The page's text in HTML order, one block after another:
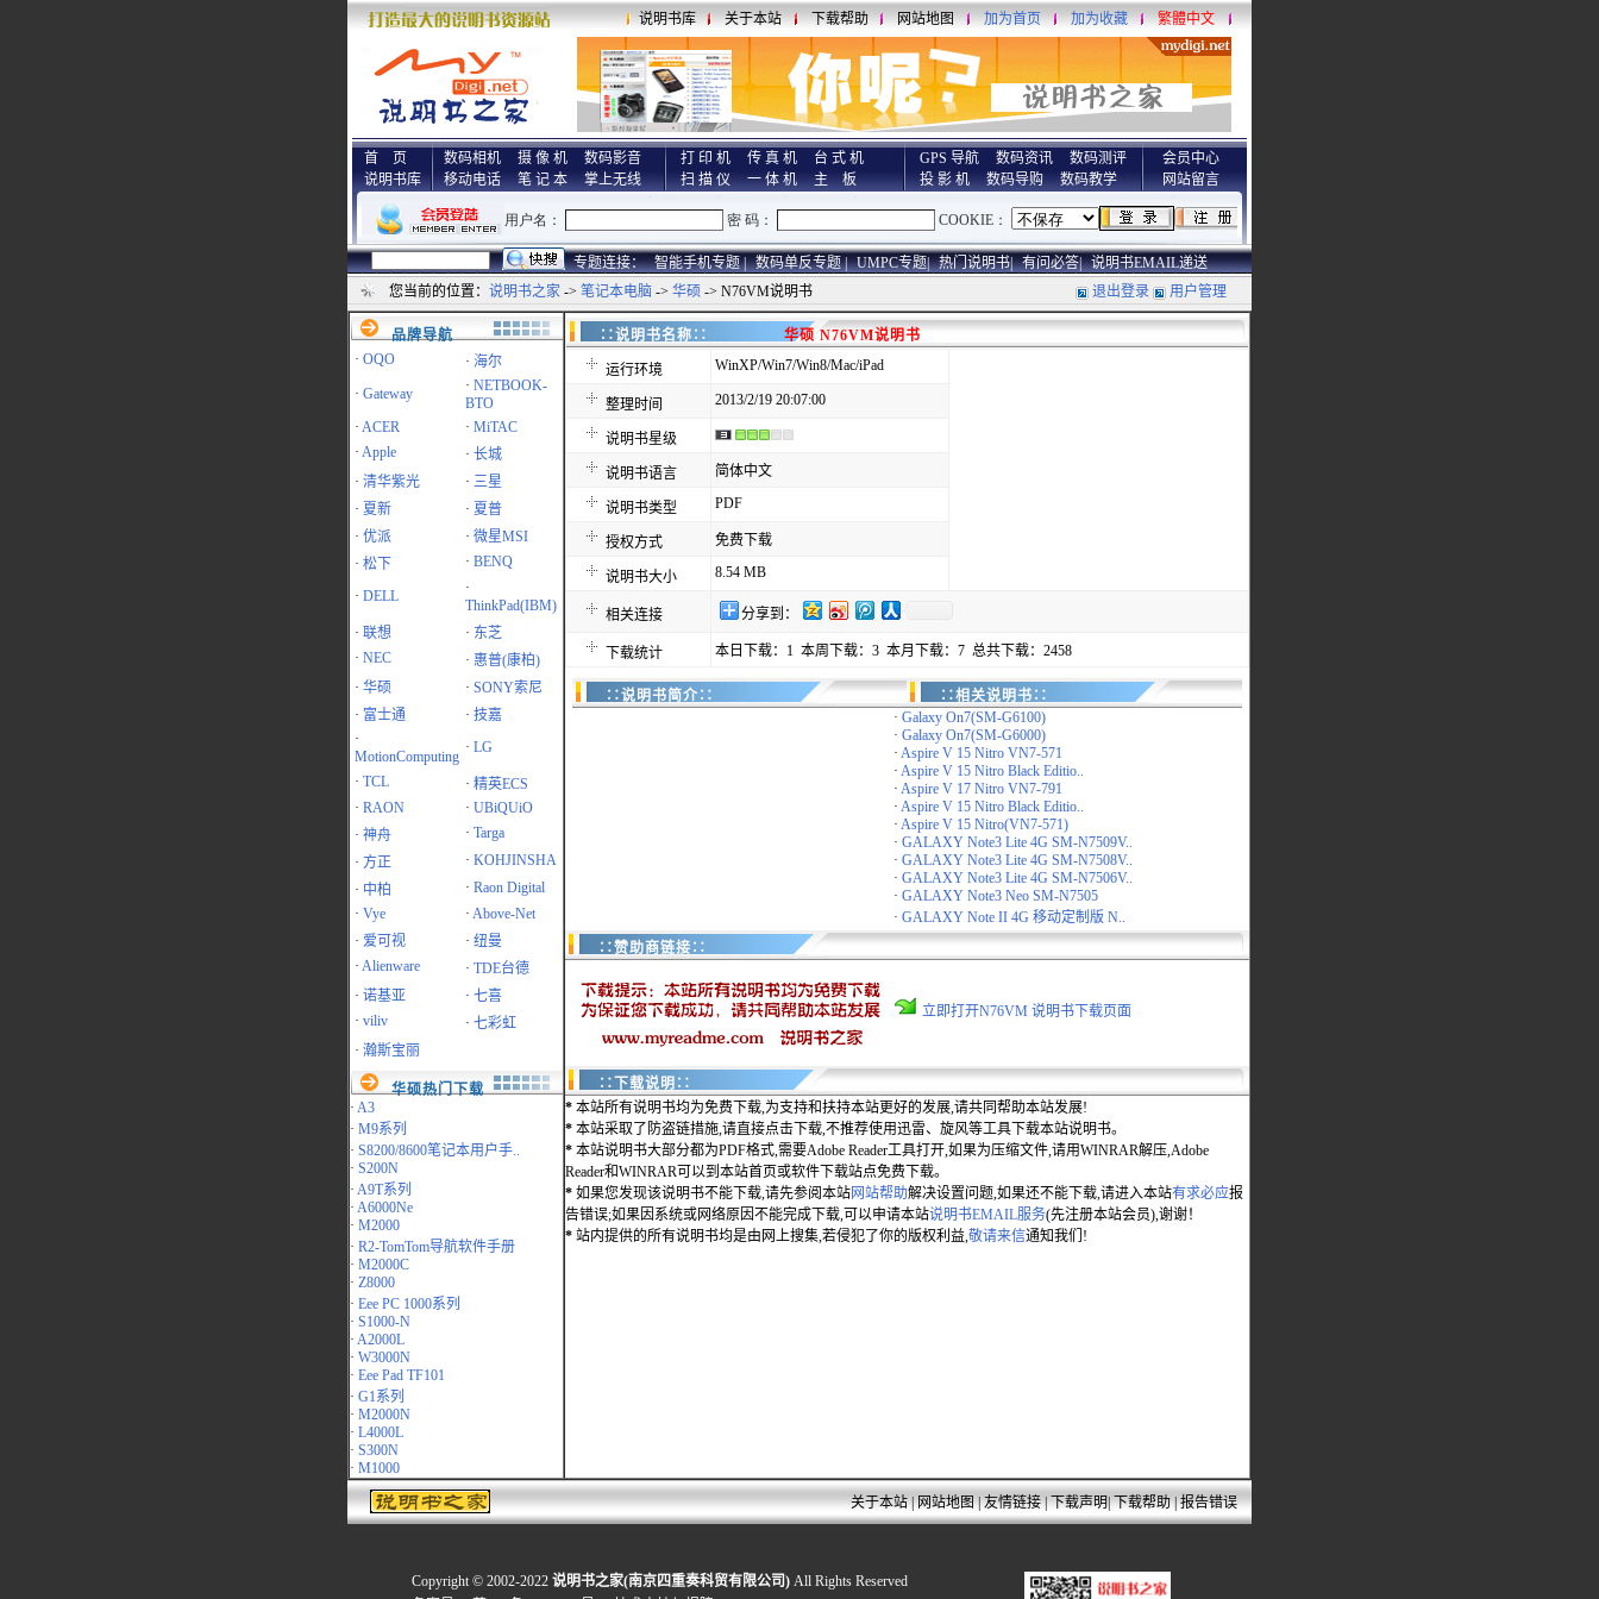
说明书库 关于本站 下载帮助 网站地图 加为首页 加为收藏 繁體中文
首 页
说明书库
数码相机 摄 像 机
数码影音
移动电话
笔 记 本 掌上无线
打 印 机 传 真 机
台 式 机
扫 描 仪
一 体 机 主 板
GPS 导航 数码资讯
数码测评
投 影 机
数码导购 数码教学
会员中心
网站留言
专题连接： 智能手机专题 | 数码单反专题 | UMPC专题| 热门说明书| 有问必答| 说明书EMAIL递送
您当前的位置： 说明书之家 -> 笔记本电脑 -> 华硕 -> N76VM说明书 退出登录 用户管理
品牌导航
· OQO · 海尔
· Gateway · NETBOOK-
BTO
· ACER · MiTAC
· Apple · 长城
· 清华紫光 · 三星
· 夏新 · 夏普
· 优派 · 微星MSI
· 松下 · BENQ
· DELL
·
ThinkPad(IBM)
· 联想 · 东芝
· NEC · 惠普(康柏)
· 华硕 · SONY索尼
· 富士通 · 技嘉
·
MotionComputing
· LG
· TCL · 精英ECS
· RAON · UBiQUiO
· 神舟 · Targa
· 方正 · KOHJINSHA
· 中柏 · Raon Digital
· Vye · Above-Net
· 爱可视 · 纽曼
· Alienware · TDE台德
· 诺基亚 · 七喜
· viliv · 七彩虹
· 瀚斯宝丽
华硕热门下载
· A3
· M9系列
· S8200/8600笔记本用户手..
· S200N
· A9T系列
· A6000Ne
· M2000
· R2-TomTom导航软件手册
· M2000C
· Z8000
· Eee PC 1000系列
· S1000-N
· A2000L
· W3000N
· Eee Pad TF101
· G1系列
· M2000N
· L4000L
· S300N
· M1000
∷说明书名称∷ 华硕 N76VM说明书
运行环境 WinXP/Win7/Win8/Mac/iPad
整理时间 2013/2/19 20:07:00
说明书星级
说明书语言 简体中文
说明书类型 PDF
授权方式 免费下载
说明书大小 8.54 MB
相关连接 分享到：
下载统计 本日下载：1 本周下载：3 本月下载：7 总共下载：2458
∷说明书简介∷
∷相关说明书∷
· Galaxy On7(SM-G6100)
· Galaxy On7(SM-G6000)
· Aspire V 15 Nitro VN7-571
· Aspire V 15 Nitro Black Editio..
· Aspire V 17 Nitro VN7-791
· Aspire V 15 Nitro Black Editio..
· Aspire V 15 Nitro(VN7-571)
· GALAXY Note3 Lite 4G SM-N7509V..
· GALAXY Note3 Lite 4G SM-N7508V..
· GALAXY Note3 Lite 4G SM-N7506V..
· GALAXY Note3 Neo SM-N7505
· GALAXY Note II 4G 移动定制版 N..
∷赞助商链接∷
立即打开N76VM 说明书下载页面
∷下载说明∷
* 本站所有说明书均为免费下载,为支持和扶持本站更好的发展,请共同帮助本站发展!
* 本站采取了防盗链措施,请直接点击下载,不推荐使用迅雷、旋风等工具下载本站说明书。
* 本站说明书大部分都为PDF格式,需要Adobe Reader工具打开,如果为压缩文件,请用WINRAR解压,Adobe
Reader和WINRAR可以到本站首页或软件下载站点免费下载。
* 如果您发现该说明书不能下载,请先参阅本站网站帮助解决设置问题,如果还不能下载,请进入本站有求必应报
告错误;如果因系统或网络原因不能完成下载,可以申请本站说明书EMAIL服务(先注册本站会员),谢谢！
* 站内提供的所有说明书均是由网上搜集,若侵犯了你的版权利益,敬请来信通知我们!
关于本站|网站地图|友情链接|下载声明|下载帮助|报告错误
Copyright © 2002-2022 说明书之家(南京四重奏科贸有限公司) All Rights Reserved